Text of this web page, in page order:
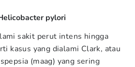
pylori
sakit perut intens hingga
kasus yang dialami Clark, atau
(maag) yang sering